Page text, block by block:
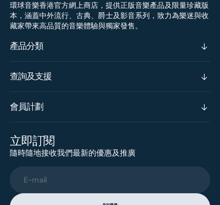
環球音樂香港官方網上商店，提供正版音樂產品及限量珍藏版
本，涵蓋中外流行、古典、爵士及影音系列，致力為樂迷與收
藏家帶來高品質的音樂體驗與獨家發售。
產品分類
查詢及支援
會員計劃
立即訂閱
隨時隨地接收我們最新的優惠及推廣
E-mail